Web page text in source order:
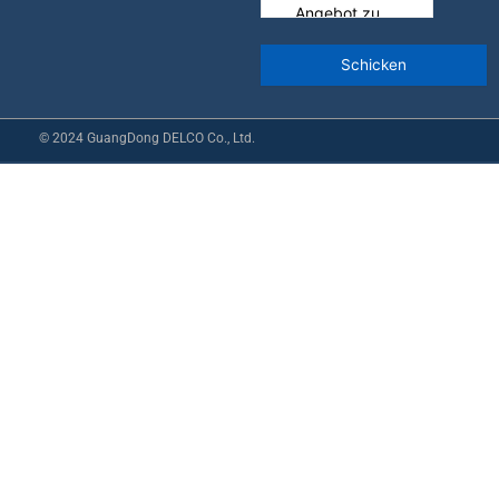
© 2024 GuangDong DELCO Co., Ltd.